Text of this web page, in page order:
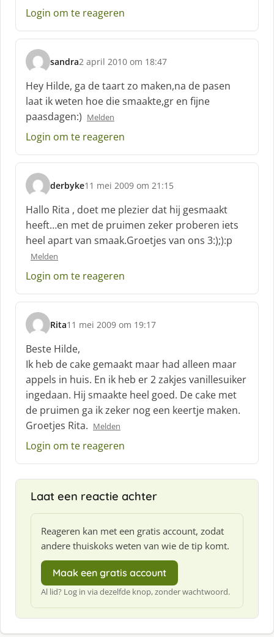
e
:
Login om te reageren
sandra
s
c
h
r
e
e
:
2 april 2010 om 18:47
Hey Hilde, ga de taart zo maken,na de pasen
laat ik weten hoe die smaakte,gr en fijne
paasdagen:) Melden
Login om te reageren
derbyke
s
c
h
r
e
:
11 mei 2009 om 21:15
Hallo Rita , doet me plezier dat hij gesmaakt
heeft…en met de pruimen zeker proberen iets
heel apart van smaak.Groetjes van ons 3:);):p
Melden
Login om te reageren
Rita
s
c
h
r
e
e
f
:
11 mei 2009 om 19:17
Beste Hilde,
Ik heb de cake gemaakt maar had alleen maar
appels in huis. En ik heb er 2 zakjes vanillesuiker
ingedaan. Hij smaakte heel goed. De cake met
de pruimen ga ik zeker nog een keertje maken.
Groetjes Rita. Melden
Login om te reageren
Laat een reactie achter
Reageren kan met een gratis account, zodat
andere thuiskoks weten van wie de tip komt.
Maak een gratis account
Al lid? Log in via dezelfde knop, zonder wachtwoord.